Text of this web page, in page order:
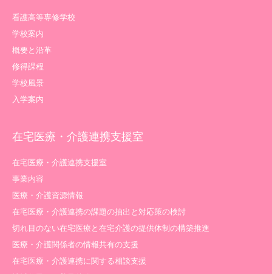
看護高等専修学校
学校案内
概要と沿革
修得課程
学校風景
入学案内
在宅医療・介護連携支援室
在宅医療・介護連携支援室
事業内容
医療・介護資源情報
在宅医療・介護連携の課題の抽出と対応策の検討
切れ目のない在宅医療と在宅介護の提供体制の構築推進
医療・介護関係者の情報共有の支援
在宅医療・介護連携に関する相談支援